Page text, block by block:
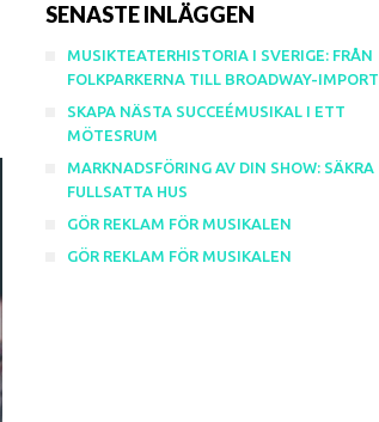
SENASTE INLÄGGEN
MUSIKTEATERHISTORIA I SVERIGE: FRÅN
FOLKPARKERNA TILL BROADWAY-IMPORT
SKAPA NÄSTA SUCCEÉMUSIKAL I ETT
MÖTESRUM
MARKNADSFÖRING AV DIN SHOW: SÄKRA
FULLSATTA HUS
GÖR REKLAM FÖR MUSIKALEN
GÖR REKLAM FÖR MUSIKALEN